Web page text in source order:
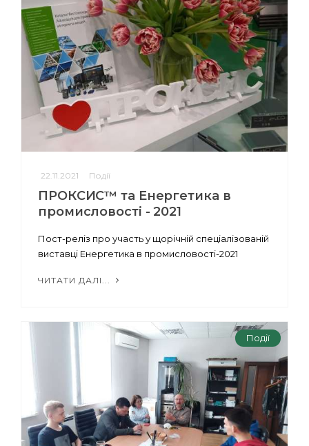
22.11.2021 Події
ПРОКСИС™ та Енергетика в
промисловості - 2021
Пост-реліз про участь у щорічній спеціалізованій
виставці Енергетика в промисловості-2021
ЧИТАТИ ДАЛІ...
Події